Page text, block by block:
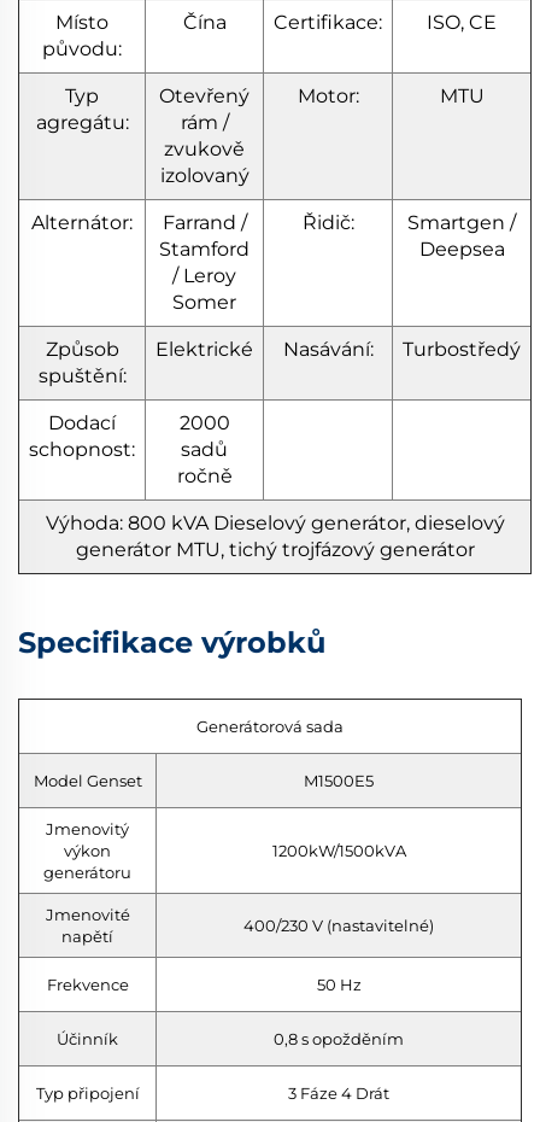
Místo
původu:
Čína Certifikace: ISO, CE
Typ
agregátu:
Otevřený
rám /
zvukově
izolovaný
Motor: MTU
Alternátor:
Farrand /
Stamford
/ Leroy
Somer
Řidič:
Smartgen /
Deepsea
Způsob
spuštění:
Elektrické Nasávání: Turbostředý
Dodací
schopnost:
2000
sadů
ročně
Výhoda: 800 kVA Dieselový generátor, dieselový
generátor MTU, tichý trojfázový generátor
Specifikace výrobků
Generátorová sada
Model Genset M1500E5
Jmenovitý
výkon
generátoru
1200kW/1500kVA
Jmenovité
napětí
400/230 V (nastavitelné)
Frekvence 50 Hz
Účinník 0,8 s opožděním
Typ připojení 3 Fáze 4 Drát